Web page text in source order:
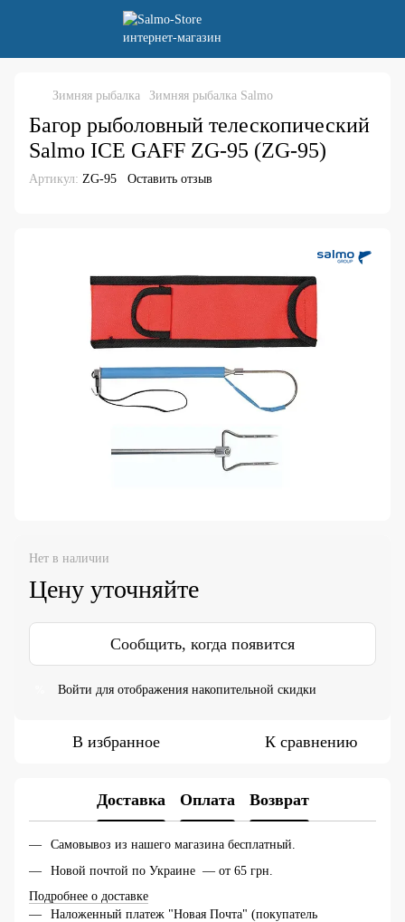
Зимняя рыбалка Зимняя рыбалка Salmo
Багор рыболовный телескопический
Salmo ICE GAFF ZG-95 (ZG-95)
Артикул: ZG-95 Оставить отзыв
Нет в наличии
Цену уточняйте
Сообщить, когда появится
Войти для отображения накопительной скидки
В избранное К сравнению
Доставка Оплата Возврат
Самовывоз из нашего магазина бесплатный.
Новой почтой по Украине — от 65 грн.
Подробнее о доставке
Наложенный платеж "Новая Почта" (покупатель